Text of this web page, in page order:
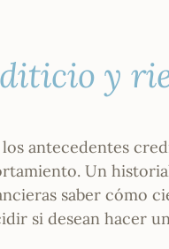
y
los antecedentes
Un
saber cómo
si desean hacer